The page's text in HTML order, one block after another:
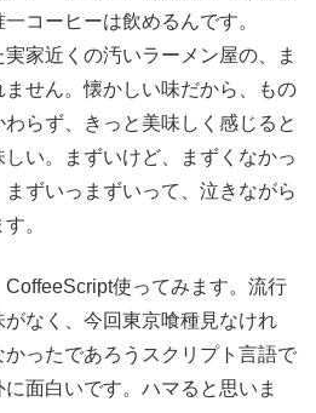
コーヒーは飲めるんです。
家近くの汚いラーメン屋の、ま
せん。懐かしい味だから、もの
らず、きっと美味しく感じると
い。まずいけど、まずくなかっ
ずいっまずいって、泣きながら
。
使ってみます。流行
なく、今回東京喰種見なけれ
ったであろうスクリプト言語で
面白いです。ハマると思いま